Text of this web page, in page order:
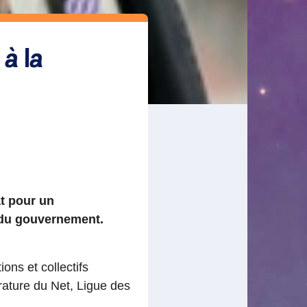
la
pour un
gouvernement.
et collectifs
du Net, Ligue des